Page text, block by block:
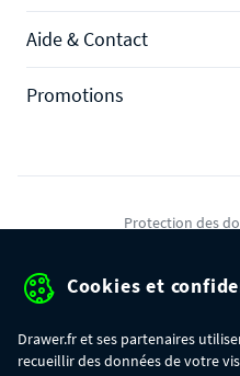
Aide & Contact
Promotions
Protection des
Gérer
Cookies et
Drawer.fr et ses partenaires
recueillir des données de votre